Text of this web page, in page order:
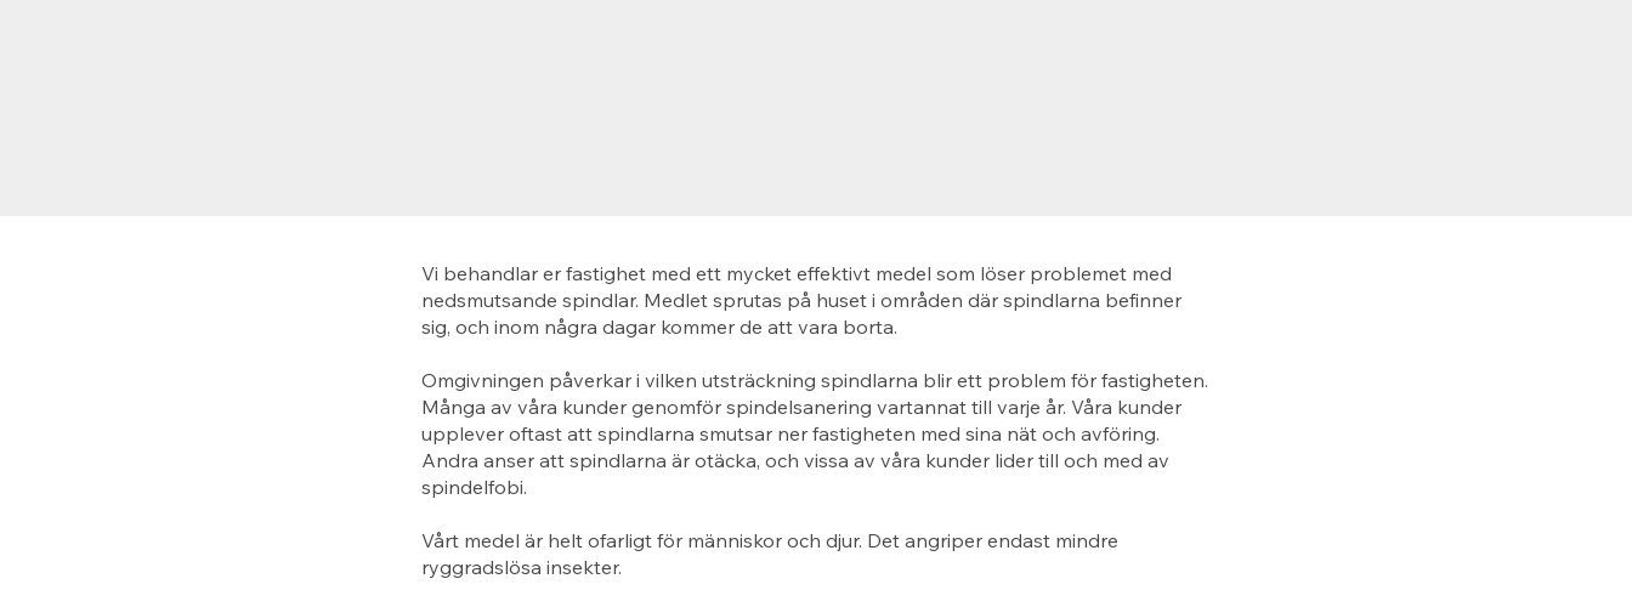
Vi behandlar er fastighet med ett mycket effektivt medel som löser problemet med
nedsmutsande spindlar. Medlet sprutas på huset i områden där spindlarna befinner
sig, och inom några dagar kommer de att vara borta.
Omgivningen påverkar i vilken utsträckning spindlarna blir ett problem för fastigheten.
Många av våra kunder genomför spindelsanering vartannat till varje år. Våra kunder
upplever oftast att spindlarna smutsar ner fastigheten med sina nät och avföring.
Andra anser att spindlarna är otäcka, och vissa av våra kunder lider till och med av
spindelfobi.
Vårt medel är helt ofarligt för människor och djur. Det angriper endast mindre
ryggradslösa insekter.